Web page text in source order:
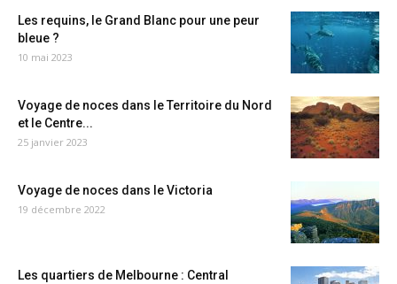
Les requins, le Grand Blanc pour une peur
bleue ?
10 mai 2023
Voyage de noces dans le Territoire du Nord
et le Centre...
25 janvier 2023
Voyage de noces dans le Victoria
19 décembre 2022
Les quartiers de Melbourne : Central